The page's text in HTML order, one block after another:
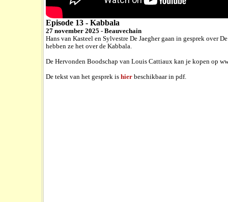
Episode 13 - Kabbala
27 november 2025 - Beauvechain
Hans van Kasteel en Sylvestre De Jaegher gaan in gesprek over
hebben ze het over de Kabbala.
De Hervonden Boodschap van Louis Cattiaux kan je kopen op
De tekst van het gesprek is hier beschikbaar in pdf.